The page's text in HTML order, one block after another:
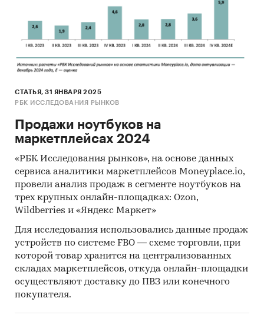
СТАТЬЯ, 31 ЯНВАРЯ 2025
РБК ИССЛЕДОВАНИЯ РЫНКОВ
Продажи ноутбуков на
маркетплейсах 2024
«РБК Исследования рынков», на основе данных
сервиса аналитики маркетплейсов Moneyplace.io,
провели анализ продаж в сегменте ноутбуков на
трех крупных онлайн-площадках: Ozon,
Wildberries и «Яндекс Маркет»
Для исследования использовались данные продаж
устройств по системе FBO — схеме торговли, при
которой товар хранится на централизованных
складах маркетплейсов, откуда онлайн-площадки
осуществляют доставку до ПВЗ или конечного
покупателя.